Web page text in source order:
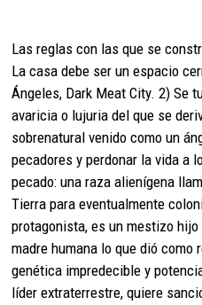
Las reglas con las que se
La casa debe ser un espacio
Ángeles, Dark Meat City. 2) Se
avaricia o lujuria del que se
sobrenatural venido como un
pecadores y perdonar la vida a
pecado: una raza alienígena
Tierra para eventualmente
protagonista, es un mestizo
madre humana lo que dió como
genética impredecible y
líder extraterrestre, quiere